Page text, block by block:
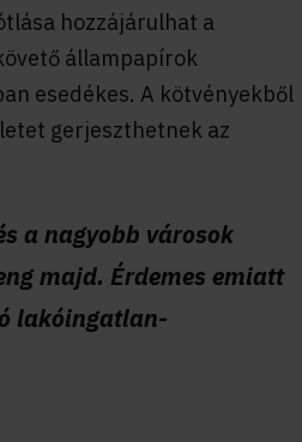
hozzájárulhat a
állampapírok
esedékes. A kötvényekből
gerjeszthetnek az
a nagyobb városok
majd. Érdemes emiatt
lakóingatlan-